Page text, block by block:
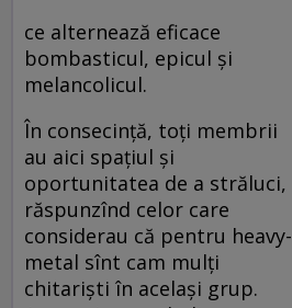
ce alternează eficace
bombasticul, epicul şi
melancolicul.
În consecinţă, toţi membrii
au aici spaţiul şi
oportunitatea de a străluci,
răspunzînd celor care
considerau că pentru heavy-
metal sînt cam mulţi
chitarişti în acelaşi grup.